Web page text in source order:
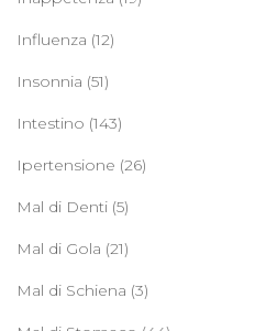
Influenza (12)
Insonnia (51)
Intestino (143)
Ipertensione (26)
Mal di Denti (5)
Mal di Gola (21)
Mal di Schiena (3)